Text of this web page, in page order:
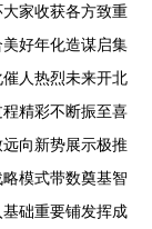
家收获各方致重
好年化造谋启集
人热烈未来开北
精彩不断振至喜
向新势展示极推
模式带数奠基智
础重要铺发挥成